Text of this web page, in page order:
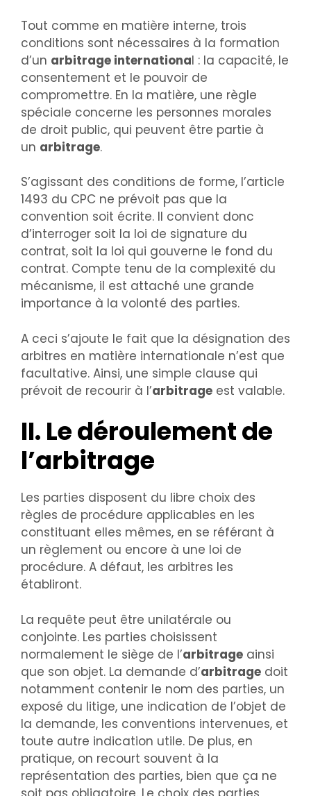
Tout comme en matière interne, trois
conditions sont nécessaires à la formation
d’un arbitrage international : la capacité, le
consentement et le pouvoir de
compromettre. En la matière, une règle
spéciale concerne les personnes morales
de droit public, qui peuvent être partie à
un arbitrage.
S’agissant des conditions de forme, l’article
1493 du CPC ne prévoit pas que la
convention soit écrite. Il convient donc
d’interroger soit la loi de signature du
contrat, soit la loi qui gouverne le fond du
contrat. Compte tenu de la complexité du
mécanisme, il est attaché une grande
importance à la volonté des parties.
A ceci s’ajoute le fait que la désignation des
arbitres en matière internationale n’est que
facultative. Ainsi, une simple clause qui
prévoit de recourir à l’arbitrage est valable.
II. Le déroulement de
l’arbitrage
Les parties disposent du libre choix des
règles de procédure applicables en les
constituant elles mêmes, en se référant à
un règlement ou encore à une loi de
procédure. A défaut, les arbitres les
établiront.
La requête peut être unilatérale ou
conjointe. Les parties choisissent
normalement le siège de l’arbitrage ainsi
que son objet. La demande d’arbitrage doit
notamment contenir le nom des parties, un
exposé du litige, une indication de l’objet de
la demande, les conventions intervenues, et
toute autre indication utile. De plus, en
pratique, on recourt souvent à la
représentation des parties, bien que ça ne